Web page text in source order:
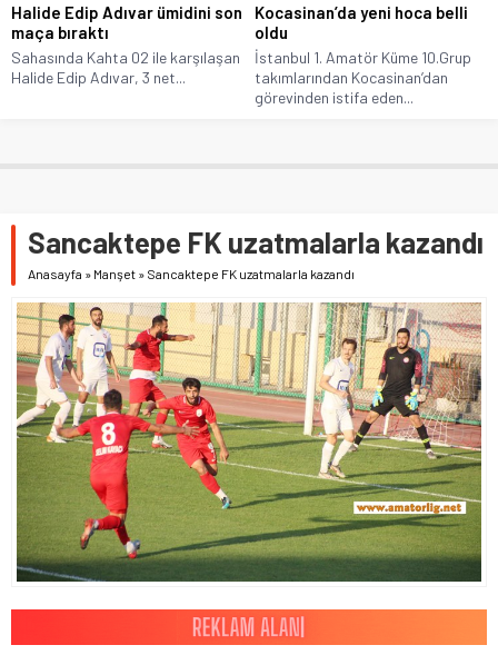
Halide Edip Adıvar ümidini son
maça bıraktı
Sahasında Kahta 02 ile karşılaşan
Halide Edip Adıvar, 3 net...
Kocasinan’da yeni hoca belli
oldu
İstanbul 1. Amatör Küme 10.Grup
takımlarından Kocasinan’dan
görevinden istifa eden...
Sancaktepe FK uzatmalarla kazandı
Anasayfa » Manşet » Sancaktepe FK uzatmalarla kazandı